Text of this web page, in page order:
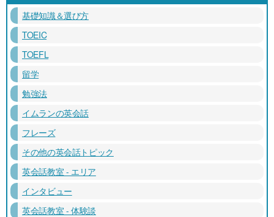
基礎知識＆選び方
TOEIC
TOEFL
留学
勉強法
イムランの英会話
フレーズ
その他の英会話トピック
英会話教室 - エリア
インタビュー
英会話教室 - 体験談